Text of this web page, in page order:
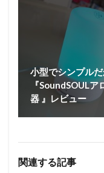
小型でシンプル
『SoundSOUL
器 』レビュー
関連する記事